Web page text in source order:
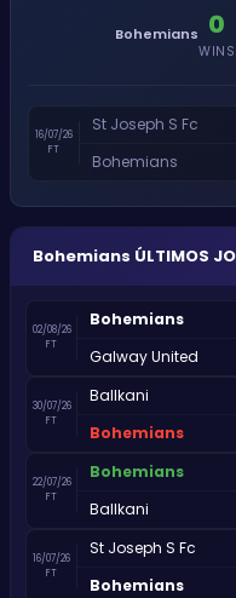
Bohemians 0
WINS
16/07/26
FT
St Joseph S Fc
Bohemians
Bohemians ÚLTIMOS
02/08/26
FT
Bohemians
Galway United
30/07/26
FT
Ballkani
Bohemians
22/07/26
FT
Bohemians
Ballkani
16/07/26
FT
St Joseph S Fc
Bohemians